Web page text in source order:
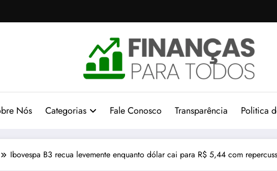
Nós Categorias Fale Conosco Transparência Politica
Ibovespa B3 recua levemente enquanto dólar cai para R$ 5,44 com